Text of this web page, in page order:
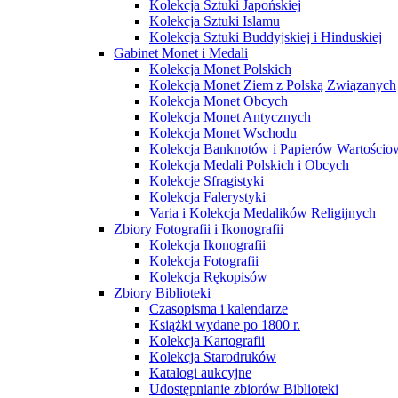
Kolekcja Sztuki Japońskiej
Kolekcja Sztuki Islamu
Kolekcja Sztuki Buddyjskiej i Hinduskiej
Gabinet Monet i Medali
Kolekcja Monet Polskich
Kolekcja Monet Ziem z Polską Związanych
Kolekcja Monet Obcych
Kolekcja Monet Antycznych
Kolekcja Monet Wschodu
Kolekcja Banknotów i Papierów
Kolekcja Medali Polskich i Obcych
Kolekcje Sfragistyki
Kolekcja Falerystyki
Varia i Kolekcja Medalików Religijnych
Zbiory Fotografii i Ikonografii
Kolekcja Ikonografii
Kolekcja Fotografii
Kolekcja Rękopisów
Zbiory Biblioteki
Czasopisma i kalendarze
Książki wydane po 1800 r.
Kolekcja Kartografii
Kolekcja Starodruków
Katalogi aukcyjne
Udostępnianie zbiorów Biblioteki